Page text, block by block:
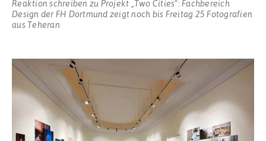
Reaktion schreiben zu Projekt „Two Cities“: Fachbereich
Design der FH Dortmund zeigt noch bis Freitag 25 Fotografien
aus Teheran